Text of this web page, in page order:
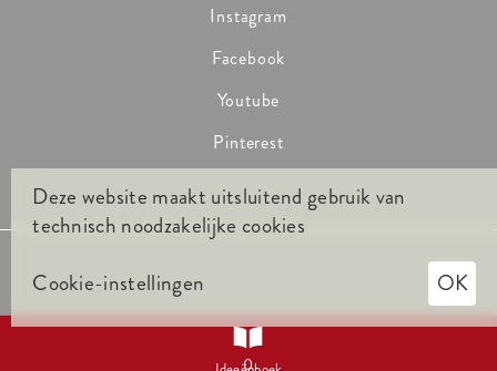
Instagram
Facebook
Youtube
Pinterest

0
Deze website maakt uitsluitend gebruik van
technisch noodzakelijke cookies
Cookie-instellingen
OK